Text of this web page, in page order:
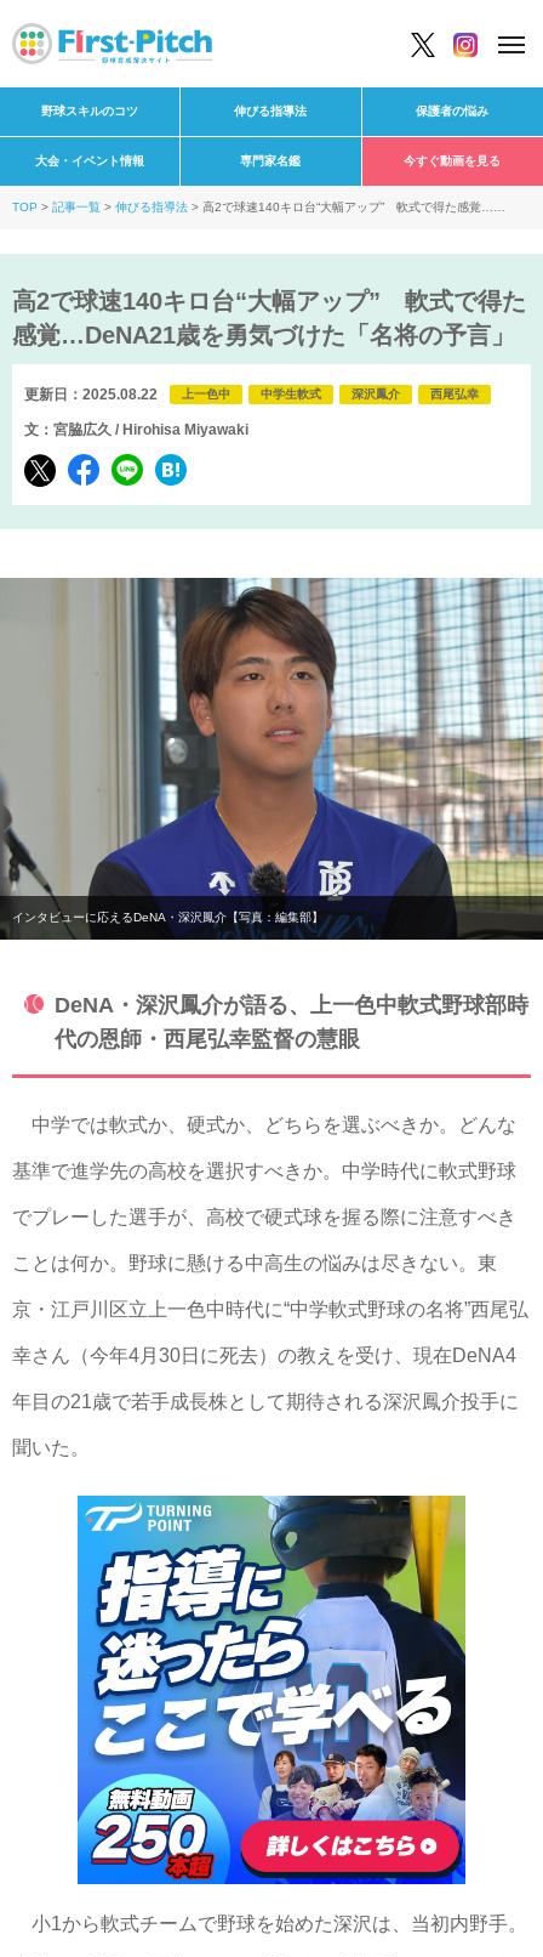
野球スキルのコツ 伸びる指導法 保護者の悩み
大会・イベント情報 専門家名鑑 今すぐ動画を見る
TOP 記事一覧 伸びる指導法
高2で球速140キロ台“大幅アップ” 軟式で得た感覚…
高2で球速140キロ台“大幅アップ” 軟式で得た
感覚…DeNA21歳を勇気づけた「名将の予言」
更新日：2025.08.22 上一色中 中学生軟式 深沢鳳介 西尾弘幸
文：宮脇広久 / Hirohisa Miyawaki
インタビューに応えるDeNA・深沢鳳介【写真：編集部】
DeNA・深沢鳳介が語る、上一色中軟式野球部時
代の恩師・西尾弘幸監督の慧眼
中学では軟式か、硬式か、どちらを選ぶべきか。どんな
基準で進学先の高校を選択すべきか。中学時代に軟式野球
でプレーした選手が、高校で硬式球を握る際に注意すべき
ことは何か。野球に懸ける中高生の悩みは尽きない。東
京・江戸川区立上一色中時代に“中学軟式野球の名将”西尾弘
幸さん（今年4月30日に死去）の教えを受け、現在DeNA4
年目の21歳で若手成長株として期待される深沢鳳介投手に
聞いた。
小1から軟式チームで野球を始めた深沢は、当初内野手。